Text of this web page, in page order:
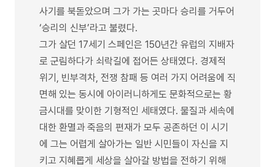
사기를 북돋았으며 그가 가는 곳마다 승리를 거두어
‘승리의 신부’라고 불렸다.
그가 살던 17세기 스페인은 150년간 유럽의 지배자
로 군림하다가 쇠락길에 접어든 상태였다. 경제적
위기, 빈부격차, 전쟁 참패 등 여러 가지 어려움에 직
면해 있는 동시에 아이러니하게도 문화적으로는 황
금시대를 맞이한 기형적인 세태였다. 물질과 세속에
대한 환멸과 죽음의 편재가 모두 공존하던 이 시기
에 그는 어렵게 살아가는 일반 시민들이 자신을 지
키고 지혜롭게 세상을 살아갈 방법을 전하기 위해